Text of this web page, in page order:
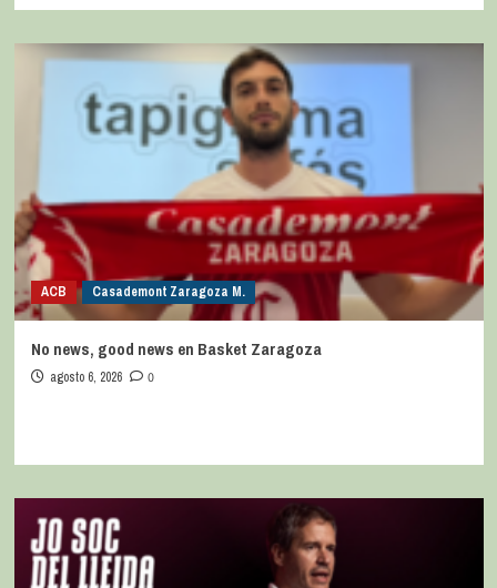
ACB Casademont Zaragoza M.
No news, good news en Basket Zaragoza
agosto 6, 2026 0